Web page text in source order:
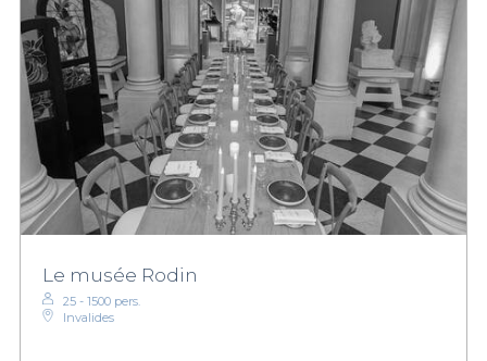
Le musée Rodin
25 - 1500 pers.
Invalides